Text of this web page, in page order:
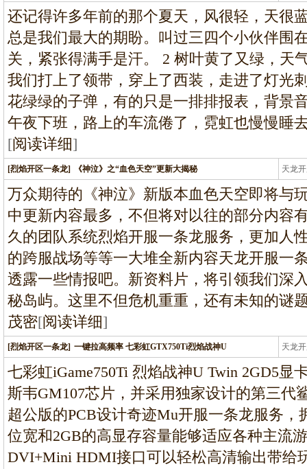
条
还记得许多年前的那个夏天，风很轻，天很
总是我们最大的期盼。叫过三四个小伙伴围
关，紧张得满手是汗。 2 树叶黄了又绿，天
我们打上了领带，穿上了西装，走进了灯光
花绿绿的子弹，有的只是一排排报表，背景
午夜下班，路上的车流倦了，霓虹也慢慢睡
[阅读详细]
[烈焰开区一条龙] 《神泣》之“血色天空”更新大揭秘 天龙
龙
万众期待的《神泣》新版本血色天空即将与
中更新内容最多，不但将对以往的部分内容
久的团队系统烈焰开服一条龙服务，更加人
的跨服战场等等一大堆全新内容天龙开服一
透露一些情报吧。新资料片，将引领我们深
秘岛屿。这里不但危机重重，还有未知的谜
茂密[阅读详细]
[烈焰开区一条龙] 一键拉高频率 七彩虹GTX750Ti烈焰战神U 天龙
龙
七彩虹iGame750Ti 烈焰战神U Twin 2GD5显
斯韦GM107芯片，并采用独家设计的第三代
超公版的PCB设计奇迹Mu开服一条龙服务，
位宽和2GB的高显存容量能够适应各种主流
DVI+Mini HDMI接口可以轻松高清输出带给